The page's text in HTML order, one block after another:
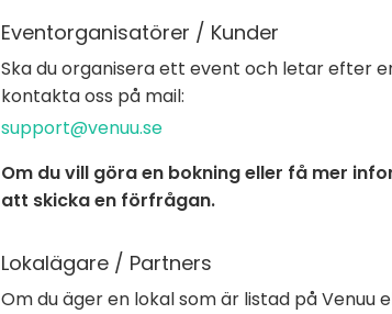
Eventorganisatörer / Kunder
Ska du organisera ett event och letar efter
kontakta oss på mail:
support@venuu.se
Om du vill göra en bokning eller få mer
att skicka en förfrågan.
Lokalägare / Partners
Om du äger en lokal som är listad på Venuu